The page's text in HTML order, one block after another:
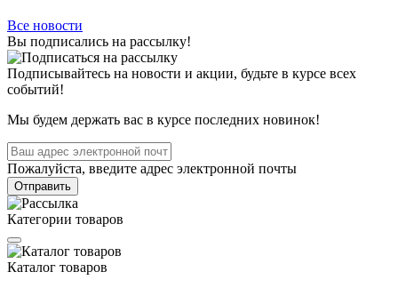
Все новости
Вы подписались на рассылку!
Подписывайтесь на новости и акции, будьте в курсе всех
событий!
Мы будем держать вас в курсе последних новинок!
Пожалуйста, введите адрес электронной почты
Отправить
Категории товаров
Каталог товаров